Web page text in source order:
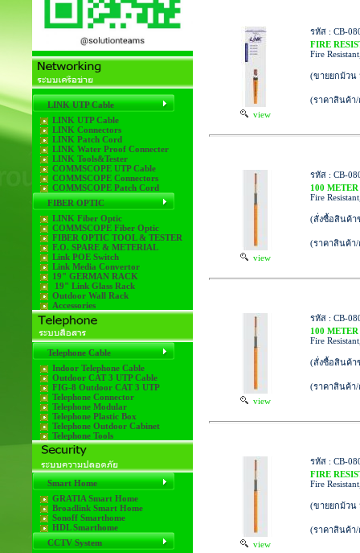
LINK UTP Cable
LINK UTP Cable
LINK Connectors
LINK Patch Cord
LINK Water Proof Connecter
LINK Tools&Tester
COMMSCOPE UTP Cable
COMMSCOPE Connectors
COMMSCOPE Patch Cord
FIBER OPTIC
LINK Fiber Optic
COMMSCOPE Fiber Optic
FIBER OPTIC TOOL & TESTER
F.O. SPARE & METERIAL
Link POE Switch
Link Media Convertor
19" GERMAN RACK
19" Link Glass Rack
Outdoor Wall Rack
Accessories
Telephone Cable
Indoor Telephone Cable
Outdoor CAT 3 UTP Cable
FIG-8 Outdoor CAT 3 UTP
Telephone Connector
Telephone Modular
Telephone Plastic Box
Telephone Outdoor Cabinet
Telephone Tools
Smart Home
GRATIA Smart Home
Broadlink Smart Home
Sonoff Smarthome
HDL Smarthome
CCTV System
view
รหัส : CB-
FIRE
Fire
(ขายยกม้วน
(ราคาสินค้า/
view
รหัส : CB-
100
Fire
(สั่งซื้อสินค้า
(ราคาสินค้า/
view
รหัส : CB-
100
Fire
(สั่งซื้อสินค้า
(ราคาสินค้า/
view
รหัส : CB-
FIRE
Fire
(ขายยกม้วน
(ราคาสินค้า/